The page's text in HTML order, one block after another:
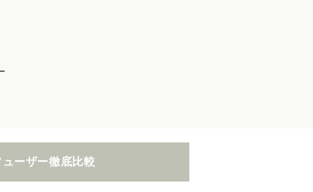
ューザー徹底比較